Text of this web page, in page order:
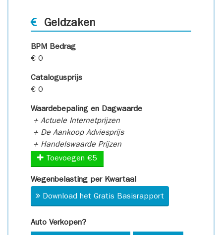
Geldzaken
BPM Bedrag
€ 0
Catalogusprijs
€ 0
Waardebepaling en Dagwaarde
+ Actuele Internetprijzen
+ De Aankoop Adviesprijs
+ Handelswaarde Prijzen
Toevoegen €5
Wegenbelasting per Kwartaal
Download het Gratis Basisrapport
Auto Verkopen?